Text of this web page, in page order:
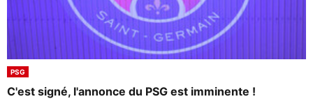
PSG
C'est signé, l'annonce du PSG est imminente !